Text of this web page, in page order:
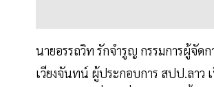
นายอรรถวิท รักจำรูญ กรรมการผู้จัด
เวียงจันทน์ ผู้ประกอบการ สปป.ลาว